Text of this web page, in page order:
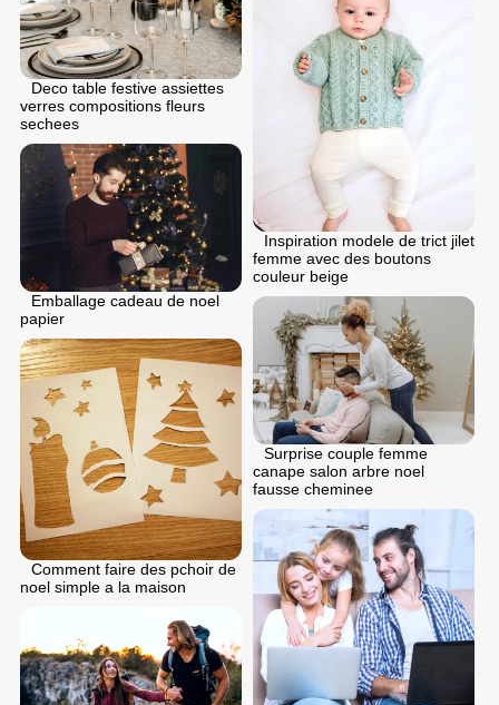
Deco table festive assiettes
verres compositions fleurs
sechees
Inspiration modele de trict jilet
femme avec des boutons
couleur beige
Emballage cadeau de noel
papier
Surprise couple femme
canape salon arbre noel
fausse cheminee
Comment faire des pchoir de
noel simple a la maison